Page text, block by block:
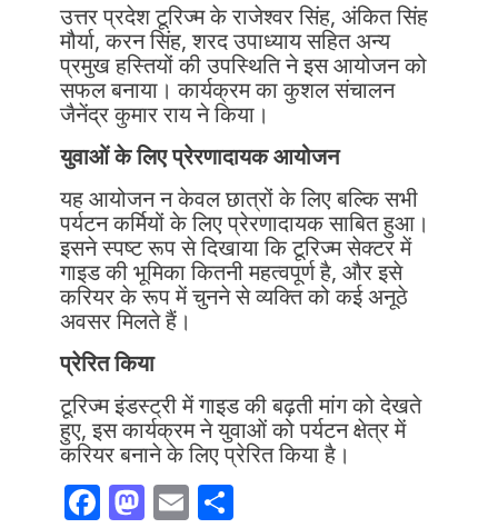
उत्तर प्रदेश टूरिज्म के राजेश्वर सिंह, अंकित सिंह
मौर्या, करन सिंह, शरद उपाध्याय सहित अन्य
प्रमुख हस्तियों की उपस्थिति ने इस आयोजन को
सफल बनाया। कार्यक्रम का कुशल संचालन
जैनेंद्र कुमार राय ने किया।
युवाओं के लिए प्रेरणादायक आयोजन
यह आयोजन न केवल छात्रों के लिए बल्कि सभी
पर्यटन कर्मियों के लिए प्रेरणादायक साबित हुआ।
इसने स्पष्ट रूप से दिखाया कि टूरिज्म सेक्टर में
गाइड की भूमिका कितनी महत्वपूर्ण है, और इसे
करियर के रूप में चुनने से व्यक्ति को कई अनूठे
अवसर मिलते हैं।
प्रेरित किया
टूरिज्म इंडस्ट्री में गाइड की बढ़ती मांग को देखते
हुए, इस कार्यक्रम ने युवाओं को पर्यटन क्षेत्र में
करियर बनाने के लिए प्रेरित किया है।
F M E S